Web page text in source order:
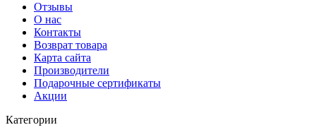
Отзывы
О нас
Контакты
Возврат товара
Карта сайта
Производители
Подарочные сертификаты
Акции
Категории